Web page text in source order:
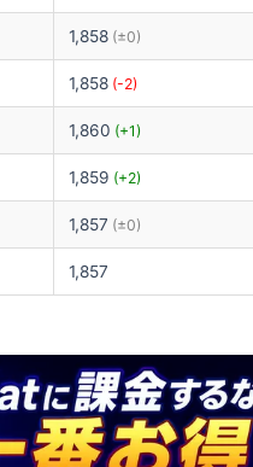
1,858 (±0)
1,858 (-2)
1,860 (+1)
1,859 (+2)
1,857 (±0)
1,857